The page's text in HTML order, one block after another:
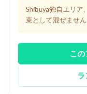
Shibuya独自エリア
束として混ぜません
こ